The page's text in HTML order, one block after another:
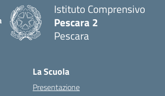
Istituto Comprensivo
Pescara 2
Pescara
La Scuola
Presentazione